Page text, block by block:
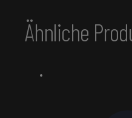
Ähnliche